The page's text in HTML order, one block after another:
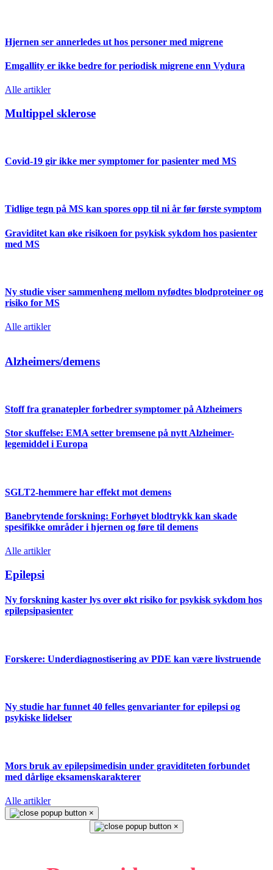
Hjernen ser annerledes ut hos personer med migrene
Emgallity er ikke bedre for periodisk migrene enn Vydura
Alle artikler
Multippel sklerose
Covid-19 gir ikke mer symptomer for pasienter med MS
Tidlige tegn på MS kan spores opp til ni år før første symptom
Graviditet kan øke risikoen for psykisk sykdom hos pasienter
med MS
Ny studie viser sammenheng mellom nyfødtes blodproteiner og
risiko for MS
Alle artikler
Alzheimers/demens
Stoff fra granatepler forbedrer symptomer på Alzheimers
Stor skuffelse: EMA setter bremsene på nytt Alzheimer-
legemiddel i Europa
SGLT2-hemmere har effekt mot demens
Banebrytende forskning: Forhøyet blodtrykk kan skade
spesifikke områder i hjernen og føre til demens
Alle artikler
Epilepsi
Ny forskning kaster lys over økt risiko for psykisk sykdom hos
epilepsipasienter
Forskere: Underdiagnostisering av PDE kan være livstruende
Ny studie har funnet 40 felles genvarianter for epilepsi og
psykiske lidelser
Mors bruk av epilepsimedisin under graviditeten forbundet
med dårlige eksamenskarakterer
Alle artikler
×
×